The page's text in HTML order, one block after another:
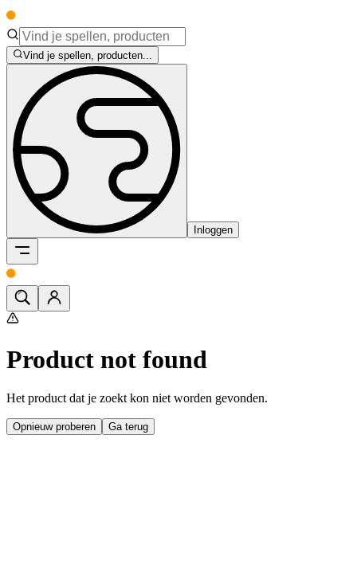
Vind je spellen, producten...
Inloggen
Product not found
Het product dat je zoekt kon niet worden gevonden.
Opnieuw proberen Ga terug